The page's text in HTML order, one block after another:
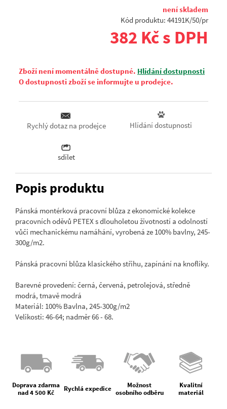
není skladem
Kód produktu: 44191K/50/pr
382 Kč s DPH
Zboží není momentálně dostupné. Hlídání dostupnosti
O dostupnosti zboží se informujte u prodejce.
Rychlý dotaz na prodejce Hlídání dostupnosti
sdílet
Popis produktu
Pánská montérková pracovní blůza z ekonomické kolekce
pracovních oděvů PETEX s dlouholetou životností a odolností
vůči mechanickému namáhání, vyrobená ze 100% bavlny, 245-
300g/m2.
Pánská pracovní blůza klasického střihu, zapínání na knoflíky.
Barevné provedení: černá, červená, petrolejová, středně
modrá, tmavě modrá
Materiál: 100% Bavlna, 245-300g/m2
Velikosti: 46-64; nadměr 66 - 68.
Doprava zdarma
nad 4 500 Kč
Rychlá expedice
Možnost
osobního odběru
Kvalitní
materiál